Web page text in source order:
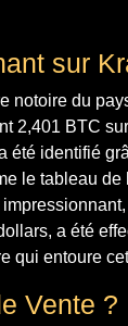
sur
notoire du
2,401 BTC
été identifié
le tableau de
a été
qui entoure
Vente ?